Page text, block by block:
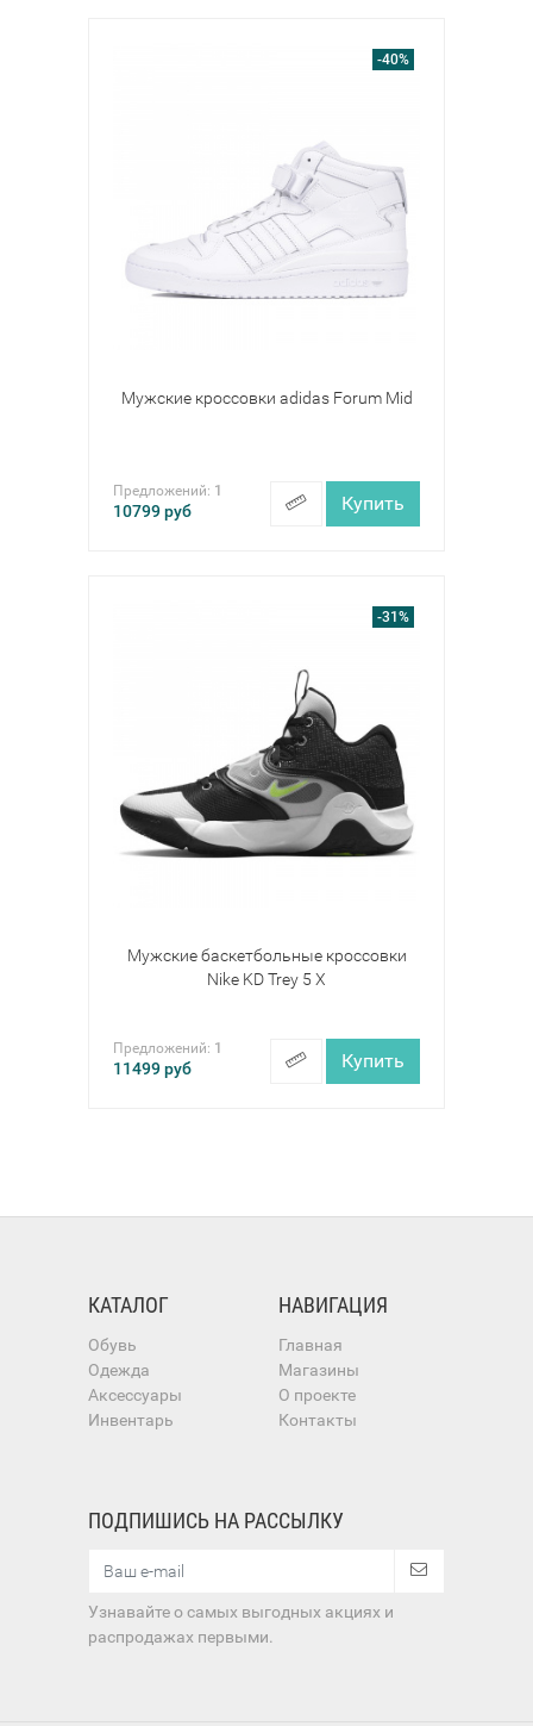
-40%
Мужские кроссовки adidas Forum Mid
Предложений: 1
10799руб Купить
-31%
Мужские баскетбольные кроссовки
Nike KD Trey 5 X
Предложений: 1
11499руб Купить
КАТАЛОГ
Обувь
Одежда
Аксессуары
Инвентарь
НАВИГАЦИЯ
Главная
Магазины
О проекте
Контакты
ПОДПИШИСЬ НА РАССЫЛКУ
Узнавайте о самых выгодных акциях и
распродажах первыми.